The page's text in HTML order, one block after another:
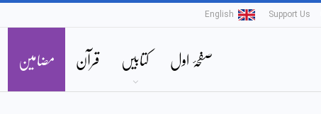
Support Us
English
صفحۂ اول کتابیں قرآن مضامین